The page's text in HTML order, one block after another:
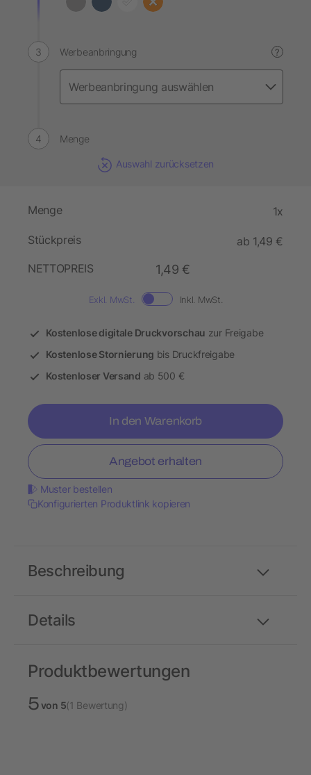
Werbeanbringung ?
Menge
Auswahl zurücksetzen
Menge 1x
Stückpreis
ab 1,49 €
NETTOPREIS
1,49 €
Exkl. MwSt. Inkl. MwSt.
Kostenlose digitale Druckvorschau zur Freigabe
Kostenlose Stornierung bis Druckfreigabe
Kostenloser Versand ab 500 €
In den Warenkorb
Angebot erhalten
Muster bestellen
Konfigurierten Produktlink kopieren
Details
Beschreibung
Produktbewertungen
5von 5(1 Bewertung)